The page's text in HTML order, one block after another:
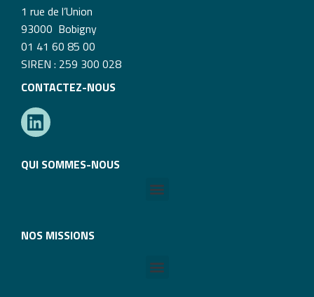
1 rue de l’Union
93000 Bobigny
01 41 60 85 00
SIREN : 259 300 028
CONTACTEZ-NOUS
QUI SOMMES-NOUS
NOS MISSIONS